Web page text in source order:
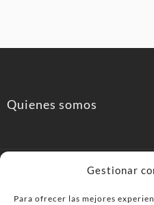
Gestionar
Para ofrecer las mejores
Quienes somos